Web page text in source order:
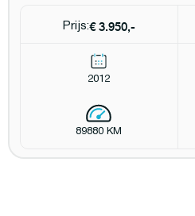
Prijs:€ 3.950,-
2012
89880 KM